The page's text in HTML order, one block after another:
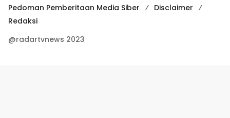
Pedoman Pemberitaan Media Siber
Disclaimer
Redaksi
@radartvnews 2023